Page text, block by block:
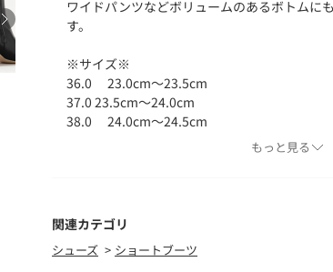
ワイドパンツなどボリュームのあるボトムに
す。
※サイズ※
36.0 23.0cm～23.5cm
37.0 23.5cm～24.0cm
38.0 24.0cm～24.5cm
〈DEAR FRANCES（ディア フランシス）〉
デザイナーのJane Francesはロンドンとミラ
もっと見る
関連カテゴリ
シューズ ショートブーツ